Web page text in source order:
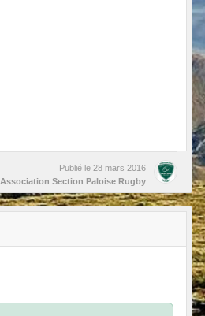
Publié le 28 mars 2016
Association Section Paloise Rugby